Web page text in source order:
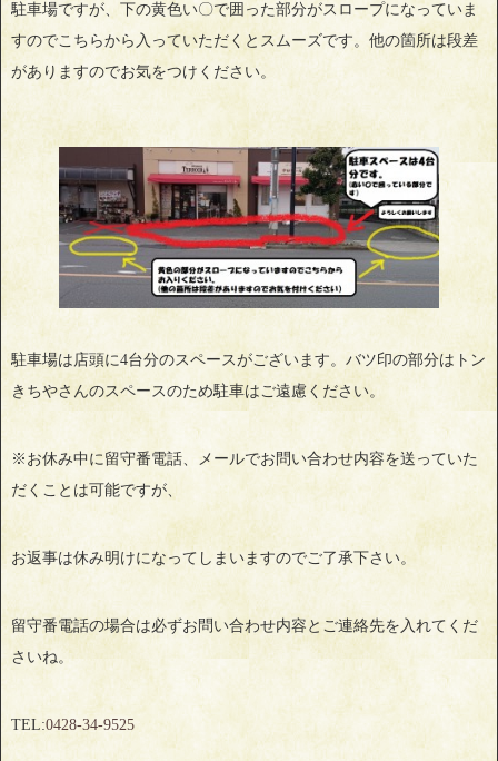
駐車場ですが、下の黄色い〇で囲った部分がスロープになっていま
すのでこちらから入っていただくとスムーズです。他の箇所は段差
がありますのでお気をつけください。
駐車場は店頭に4台分のスペースがございます。バツ印の部分はトン
きちやさんのスペースのため駐車はご遠慮ください。
※お休み中に留守番電話、メールでお問い合わせ内容を送っていた
だくことは可能ですが、
お返事は休み明けになってしまいますのでご了承下さい。
留守番電話の場合は必ずお問い合わせ内容とご連絡先を入れてくだ
さいね。
TEL:0428‐34‐9525